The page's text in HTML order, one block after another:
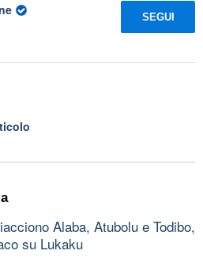
SEGUI
Alaba, Atubolu e Todibo,
su Lukaku